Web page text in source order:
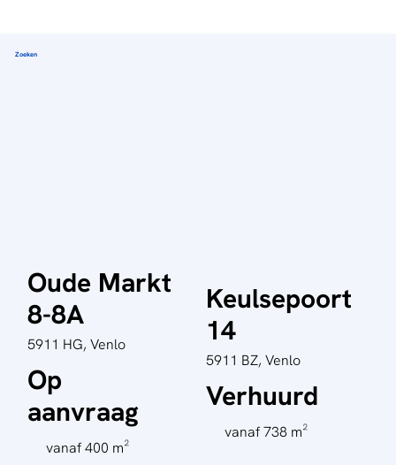
Zoeken
Oude Markt
8-8A
5911 HG, Venlo
Op
aanvraag
vanaf 400 m²
Keulsepoort
14
5911 BZ, Venlo
Verhuurd
vanaf 738 m²